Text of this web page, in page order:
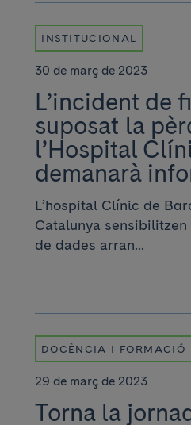
INSTITUCIONAL
30 de març de 2023
L’incident de
suposat la
l’Hospital
demanarà
L’hospital Clínic de
Catalunya
de dades arran...
DOCÈNCIA I FORMACIÓ
29 de març de 2023
Torna la